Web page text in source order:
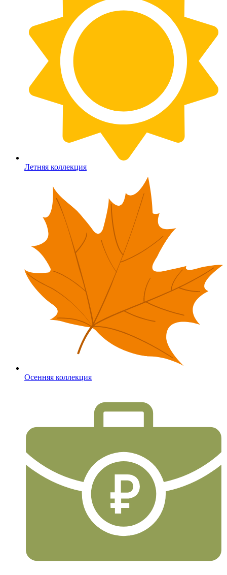
Летняя коллекция
Осенняя коллекция